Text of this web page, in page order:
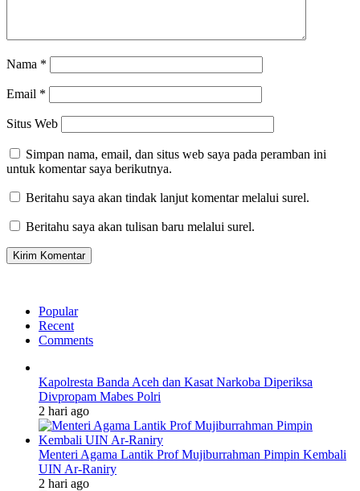
Nama *
Email *
Situs Web
Simpan nama, email, dan situs web saya pada peramban ini
untuk komentar saya berikutnya.
Beritahu saya akan tindak lanjut komentar melalui surel.
Beritahu saya akan tulisan baru melalui surel.
Popular
Recent
Comments
Kapolresta Banda Aceh dan Kasat Narkoba Diperiksa
Divpropam Mabes Polri
2 hari ago
Menteri Agama Lantik Prof Mujiburrahman Pimpin Kembali
UIN Ar-Raniry
2 hari ago